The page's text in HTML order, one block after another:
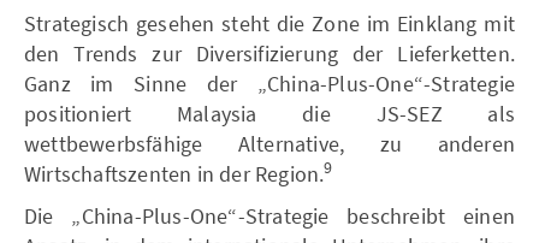
Strategisch gesehen steht die Zone im Einklang mit
den Trends zur Diversifizierung der Lieferketten.
Ganz im Sinne der „China-Plus-One“-Strategie
positioniert Malaysia die JS-SEZ als
wettbewerbsfähige Alternative, zu anderen
Wirtschaftszenten in der Region.9
Die „China-Plus-One“-Strategie beschreibt einen